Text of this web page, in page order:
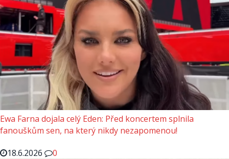
Ewa Farna dojala celý Eden: Před koncertem splnila
fanouškům sen, na který nikdy nezapomenou!
18.6.2026
0